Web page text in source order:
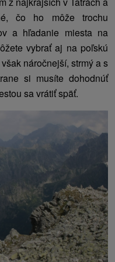
čo ho môže trochu
a hľadanie miesta na
vybrať aj na poľskú
náročnejší, strmý a s
si musíte dohodnúť
sa vrátiť späť.